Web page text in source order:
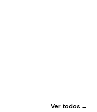
Ver todos →